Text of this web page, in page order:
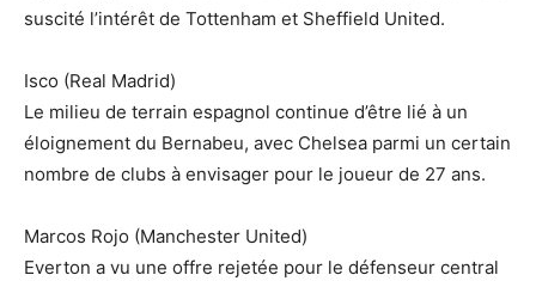
suscité l’intérêt de Tottenham et Sheffield United.
Isco (Real Madrid)
Le milieu de terrain espagnol continue d’être lié à un
éloignement du Bernabeu, avec Chelsea parmi un certain
nombre de clubs à envisager pour le joueur de 27 ans.
Marcos Rojo (Manchester United)
Everton a vu une offre rejetée pour le défenseur central